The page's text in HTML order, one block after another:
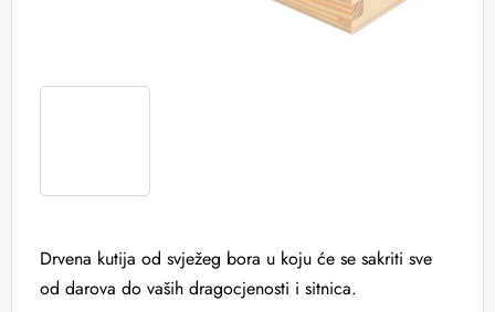
Drvena kutija od svježeg bora u koju će se sakriti sve
od darova do vaših dragocjenosti i sitnica.